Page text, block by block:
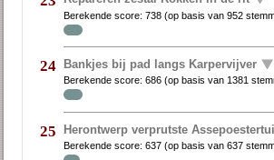
Berekende score:738 (op basis van952
24 Bankjes bij pad langs Karpervijver
Berekende score:686 (op basis van 1381
25 Herontwerp verprutste
Berekende score:637 (op basis van637